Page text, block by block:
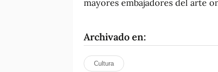
mayores embajadores del arte
Archivado en:
Cultura